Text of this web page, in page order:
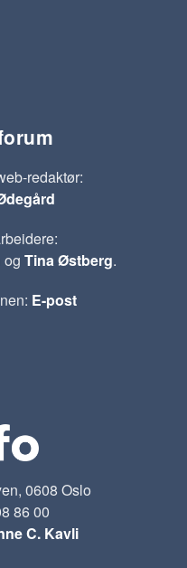
redaktør:
og Tina Østberg.
E-post
0608 Oslo
86 00
C. Kavli